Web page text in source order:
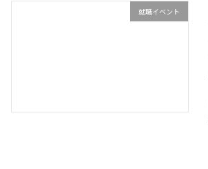
就職イベント